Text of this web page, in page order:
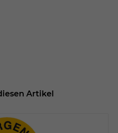
Artikel
sobald sich der Nutzer an